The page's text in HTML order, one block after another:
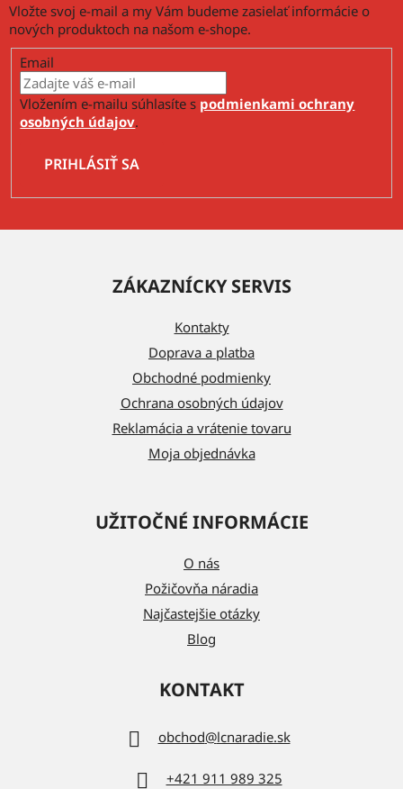
Vložte svoj e-mail a my Vám budeme zasielať informácie o
nových produktoch na našom e-shope.
Email
Vložením e-mailu súhlasíte s podmienkami ochrany
osobných údajov.
PRIHLÁSIŤ SA
ZÁKAZNÍCKY SERVIS
Kontakty
Doprava a platba
Obchodné podmienky
Ochrana osobných údajov
Reklamácia a vrátenie tovaru
Moja objednávka
UŽITOČNÉ INFORMÁCIE
O nás
Požičovňa náradia
Najčastejšie otázky
Blog
KONTAKT
obchod@lcnaradie.sk
+421 911 989 325